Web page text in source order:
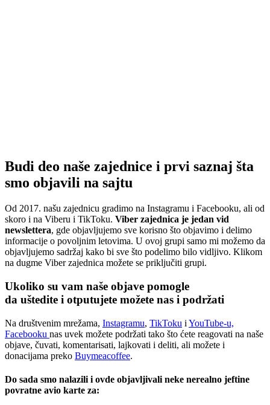
Budi deo naše zajednice i prvi saznaj šta
smo objavili na sajtu
Od 2017. našu zajednicu gradimo na Instagramu i Facebooku, ali od
skoro i na Viberu i TikToku. Viber zajednica je jedan vid
newslettera, gde objavljujemo sve korisno što objavimo i delimo
informacije o povoljnim letovima. U ovoj grupi samo mi možemo da
objavljujemo sadržaj kako bi sve što podelimo bilo vidljivo. Klikom
na dugme Viber zajednica možete se priključiti grupi.
Ukoliko su vam naše objave pomogle
da uštedite i otputujete možete nas i podržati
Na društvenim mrežama, Instagramu, TikToku i YouTube-u,
Facebooku nas uvek možete podržati tako što ćete reagovati na naše
objave, čuvati, komentarisati, lajkovati i deliti, ali možete i
donacijama preko Buymeacoffee.
Do sada smo nalazili i ovde objavljivali neke nerealno jeftine
povratne avio karte za: